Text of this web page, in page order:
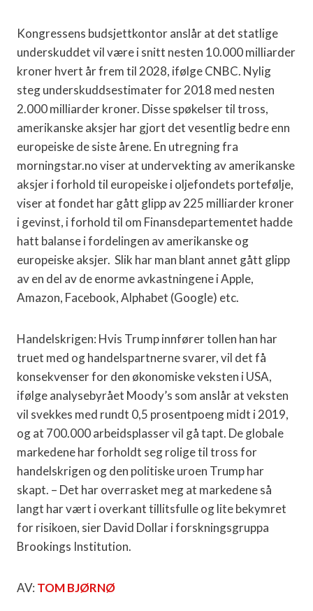
Kongressens budsjettkontor anslår at det statlige
underskuddet vil være i snitt nesten 10.000 milliarder
kroner hvert år frem til 2028, ifølge CNBC. Nylig
steg underskuddsestimater for 2018 med nesten
2.000 milliarder kroner. Disse spøkelser til tross,
amerikanske aksjer har gjort det vesentlig bedre enn
europeiske de siste årene. En utregning fra
morningstar.no viser at undervekting av amerikanske
aksjer i forhold til europeiske i oljefondets portefølje,
viser at fondet har gått glipp av 225 milliarder kroner
i gevinst, i forhold til om Finansdepartementet hadde
hatt balanse i fordelingen av amerikanske og
europeiske aksjer. Slik har man blant annet gått glipp
av en del av de enorme avkastningene i Apple,
Amazon, Facebook, Alphabet (Google) etc.
Handelskrigen: Hvis Trump innfører tollen han har
truet med og handelspartnerne svarer, vil det få
konsekvenser for den økonomiske veksten i USA,
ifølge analysebyrået Moody’s som anslår at veksten
vil svekkes med rundt 0,5 prosentpoeng midt i 2019,
og at 700.000 arbeidsplasser vil gå tapt. De globale
markedene har forholdt seg rolige til tross for
handelskrigen og den politiske uroen Trump har
skapt. – Det har overrasket meg at markedene så
langt har vært i overkant tillitsfulle og lite bekymret
for risikoen, sier David Dollar i forskningsgruppa
Brookings Institution.
AV: TOM BJØRNØ